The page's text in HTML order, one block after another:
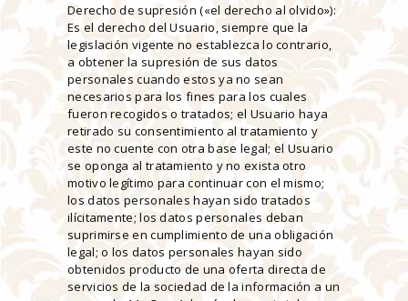
Derecho de supresión («el derecho al olvido»):
Es el derecho del Usuario, siempre que la
legislación vigente no establezca lo contrario,
a obtener la supresión de sus datos
personales cuando estos ya no sean
necesarios para los fines para los cuales
fueron recogidos o tratados; el Usuario haya
retirado su consentimiento al tratamiento y
este no cuente con otra base legal; el Usuario
se oponga al tratamiento y no exista otro
motivo legítimo para continuar con el mismo;
los datos personales hayan sido tratados
ilícitamente; los datos personales deban
suprimirse en cumplimiento de una obligación
legal; o los datos personales hayan sido
obtenidos producto de una oferta directa de
servicios de la sociedad de la información a un